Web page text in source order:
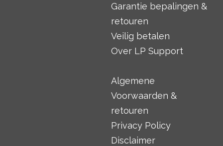
Garantie bepalingen &
retouren
Veilig betalen
Over LP Support
Algemene
Voorwaarden &
retouren
Privacy Policy
Disclaimer